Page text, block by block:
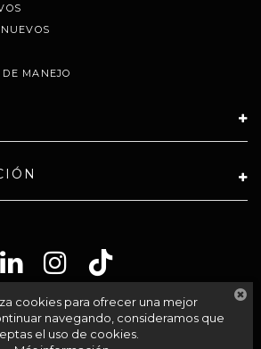
MANEJO
PI DE CV
cookies para ofrecer una mejor
navegando, consideramos que
el uso de cookies.